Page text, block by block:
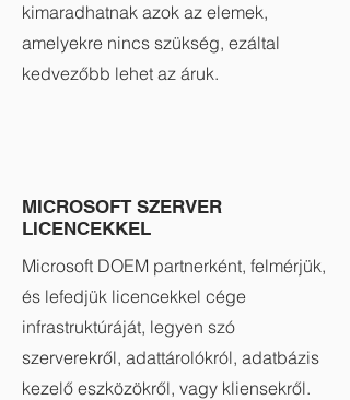
kimaradhatnak azok az elemek,
amelyekre nincs szükség, ezáltal
kedvezőbb lehet az áruk.
MICROSOFT SZERVER
LICENCEKKEL
Microsoft DOEM partnerként, felmérjük,
és lefedjük licencekkel cége
infrastruktúráját, legyen szó
szerverekről, adattárolókról, adatbázis
kezelő eszközökről, vagy kliensekről.